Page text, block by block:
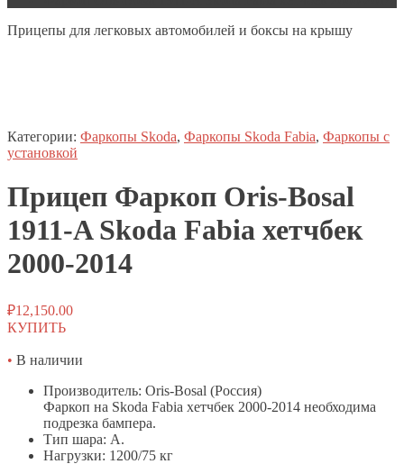
Прицепы для легковых автомобилей и боксы на крышу
Категории: Фаркопы Skoda, Фаркопы Skoda Fabia, Фаркопы с
установкой
Прицеп Фаркоп Oris-Bosal
1911-A Skoda Fabia хетчбек
2000-2014
₽12,150.00
КУПИТЬ
• В наличии
Производитель: Oris-Bosal (Россия)
Фаркоп на Skoda Fabia хетчбек 2000-2014 необходима
подрезка бампера.
Тип шара: A.
Нагрузки: 1200/75 кг